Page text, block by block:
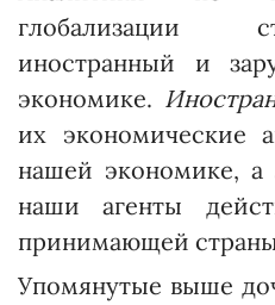
глобализации
иностранный и
экономике.
их экономические
нашей экономике, а
наши агенты
принимающей
Упомянутые выше